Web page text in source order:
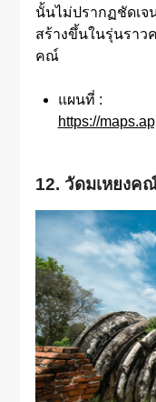
นั้นไม่ปรากฏชัดเจ
สร้างขึ้นในรุ่นราว
คณ์
แผนที่ :
https://
12. วัดมเหยงค